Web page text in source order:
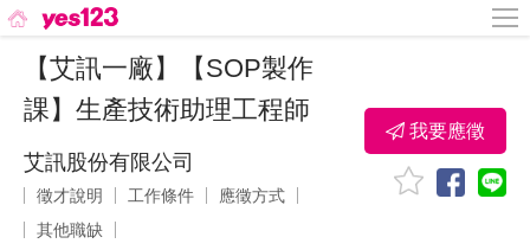
【艾訊一廠】【SOP製作
課】生產技術助理工程師
艾訊股份有限公司
徵才說明 工作條件
應徵方式
其他職缺
我要應徵